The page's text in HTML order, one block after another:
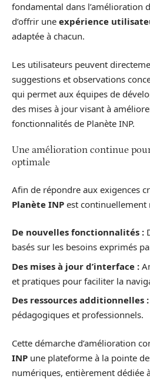
fondamental dans l’amélioration
d’offrir une expérience
adaptée à chacun.
Les utilisateurs peuvent
suggestions et observations
qui permet aux équipes de
des mises à jour visant à
fonctionnalités de Planète INP.
Une amélioration continue
optimale
Afin de répondre aux exigences
Planète INP est
De nouvelles fonctionnalités :
basés sur les besoins exprimés
Des mises à jour d’interface :
et pratiques pour faciliter la
Des ressources additionnelles :
pédagogiques et professionnels.
Cette démarche d’amélioration
INP une plateforme à la pointe
numériques, entièrement dédiée